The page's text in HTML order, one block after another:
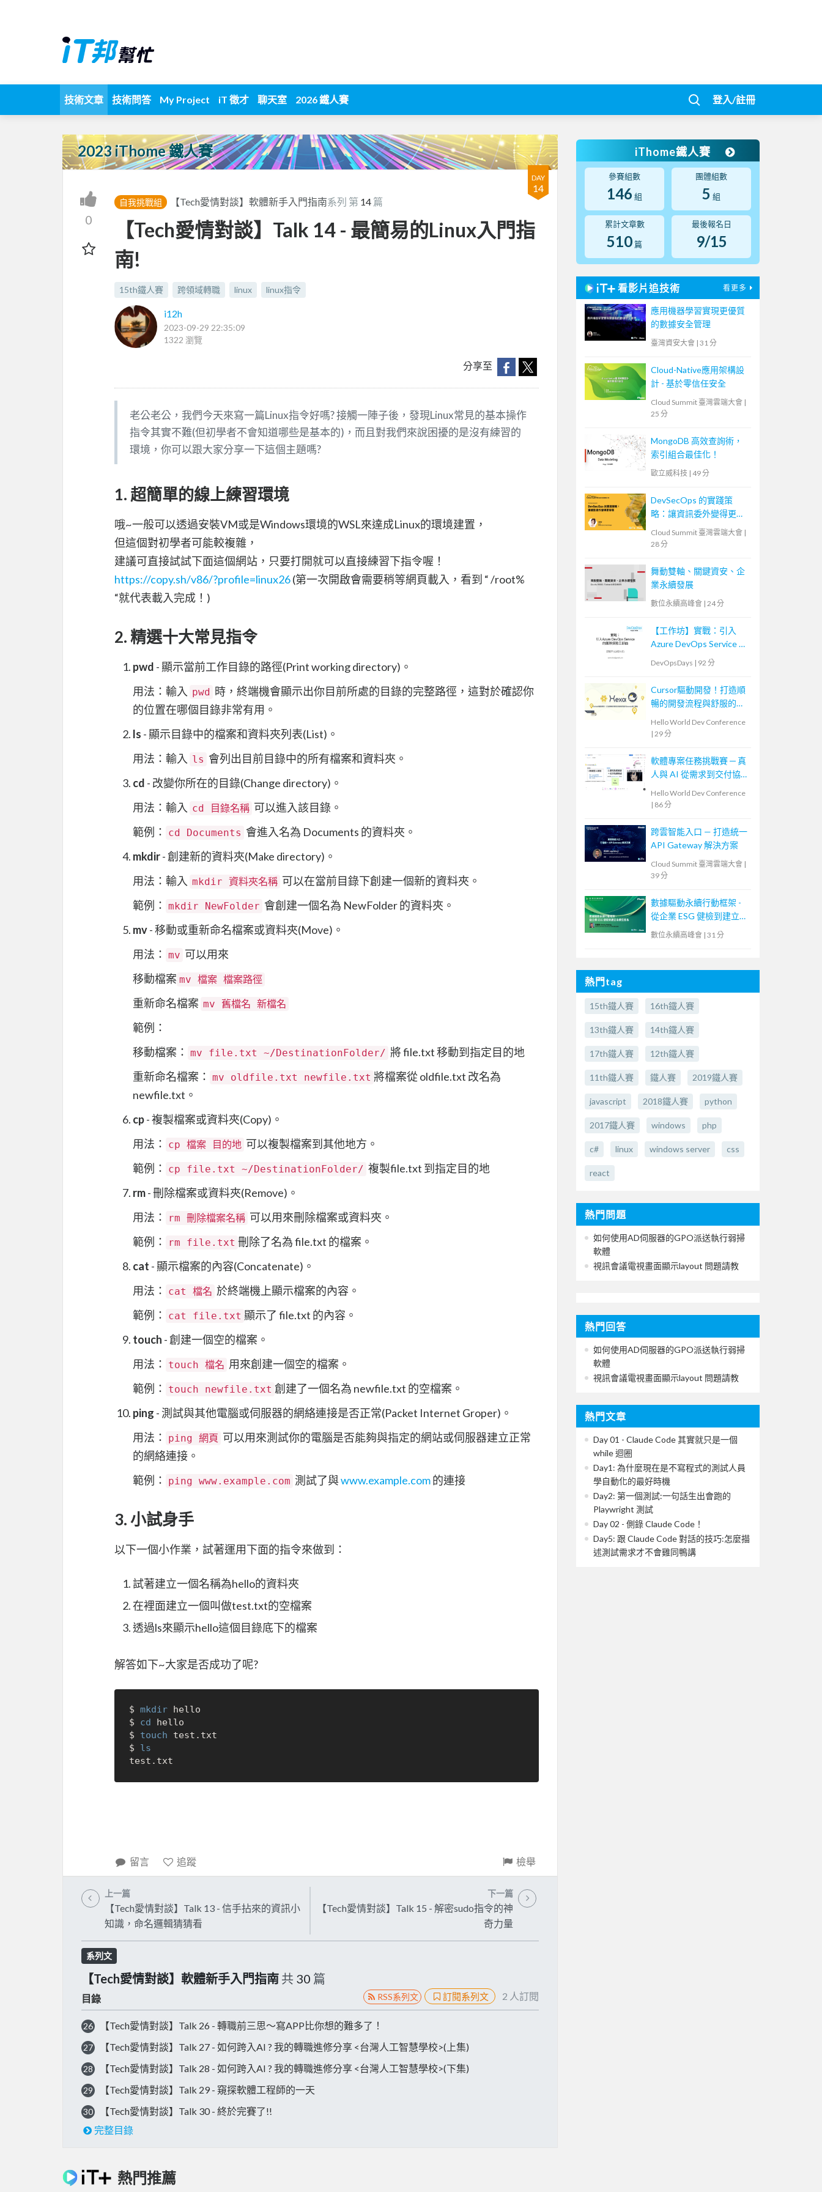
技術文章 技術問答 My Project iT 徵才 聊天室 2026 鐵人賽 登入/註冊
2023 iThome 鐵人賽
DAY
14
0
自我挑戰組 【Tech愛情對談】軟體新手入門指南系列 第 14 篇
【Tech愛情對談】Talk 14 - 最簡易的Linux入門指
南!
15th鐵人賽 跨領域轉職 linux linux指令
i12h
2023-09-29 22:35:09
1322 瀏覽
分享至
老公老公，我們今天來寫一篇Linux指令好嗎? 接觸一陣子後，發現Linux常見的基本操作
指令其實不難(但初學者不會知道哪些是基本的)，而且對我們來說困擾的是沒有練習的
環境，你可以跟大家分享一下這個主題嗎?
1. 超簡單的線上練習環境
哦~一般可以透過安裝VM或是Windows環境的WSL來達成Linux的環境建置，
但這個對初學者可能較複雜，
建議可直接試試下面這個網站，只要打開就可以直接練習下指令喔！
https://copy.sh/v86/?profile=linux26(第一次開啟會需要稍等網頁載入，看到 “ /root%
“就代表載入完成！)
2. 精選十大常見指令
pwd - 顯示當前工作目錄的路徑(Print working directory)。
用法：輸入 pwd 時，終端機會顯示出你目前所處的目錄的完整路徑，這對於確認你
的位置在哪個目錄非常有用。
ls - 顯示目錄中的檔案和資料夾列表(List)。
用法：輸入 ls 會列出目前目錄中的所有檔案和資料夾。
cd - 改變你所在的目錄(Change directory)。
用法：輸入 cd 目錄名稱 可以進入該目錄。
範例：
cd Documents 會進入名為 Documents 的資料夾。
mkdir- 創建新的資料夾(Make directory)。
用法：輸入 mkdir 資料夾名稱 可以在當前目錄下創建一個新的資料夾。
範例： mkdir NewFolder 會創建一個名為 NewFolder 的資料夾。
mv- 移動或重新命名檔案或資料夾(Move)。
用法： mv 可以用來
移動檔案 mv 檔案 檔案路徑
重新命名檔案 mv 舊檔名 新檔名
範例：
移動檔案： mv file.txt ~/DestinationFolder/ 將 file.txt 移動到指定目的地
重新命名檔案： mv oldfile.txt newfile.txt 將檔案從 oldfile.txt 改名為
newfile.txt。
cp- 複製檔案或資料夾(Copy)。
用法：
cp 檔案 目的地 可以複製檔案到其他地方。
範例：
cp file.txt ~/DestinationFolder/ 複製file.txt 到指定目的地
rm- 刪除檔案或資料夾(Remove)。
用法：
rm 刪除檔案名稱 可以用來刪除檔案或資料夾。
範例：
rm file.txt 刪除了名為 file.txt 的檔案。
cat - 顯示檔案的內容(Concatenate)。
用法：
cat 檔名 於終端機上顯示檔案的內容。
範例：
cat file.txt 顯示了 file.txt 的內容。
touch - 創建一個空的檔案。
用法：
touch 檔名 用來創建一個空的檔案。
範例：
touch newfile.txt 創建了一個名為 newfile.txt 的空檔案。
ping - 測試與其他電腦或伺服器的網絡連接是否正常(Packet Internet Groper)。
用法：
ping 網頁 可以用來測試你的電腦是否能夠與指定的網站或伺服器建立正常
的網絡連接。
範例：
ping www.example.com 測試了與www.example.com的連接
3. 小試身手
以下一個小作業，試著運用下面的指令來做到：
試著建立一個名稱為hello的資料夾
在裡面建立一個叫做test.txt的空檔案
透過ls來顯示hello這個目錄底下的檔案
解答如下~大家是否成功了呢?
$ mkdir hello
$ cd hello
$ touch test.txt
$ ls
留言 追蹤 檢舉
上一篇
【Tech愛情對談】Talk 13 - 信手拈來的資訊小
知識，命名邏輯猜猜看
下一篇
【Tech愛情對談】Talk 15 - 解密sudo指令的神
奇力量
系列文
【Tech愛情對談】軟體新手入門指南 共 30 篇
目錄 RSS系列文 訂閱系列文 2 人訂閱
26 【Tech愛情對談】Talk 26 - 轉職前三思～寫APP比你想的難多了！
27 【Tech愛情對談】Talk 27 - 如何跨入AI ? 我的轉職進修分享 <台灣人工智慧學校>(上集)
28 【Tech愛情對談】Talk 28 - 如何跨入AI ? 我的轉職進修分享 <台灣人工智慧學校>(下集)
29 【Tech愛情對談】Talk 29 - 窺探軟體工程師的一天
30
【Tech愛情對談】Talk 30 - 終於完賽了!!
完整目錄
熱門推薦
iThome鐵人賽
參賽組數
146 組
團體組數
5 組
累計文章數
510 篇
最後報名日
9/15
看影片追技術 看更多
應用機器學習實現更優質
的數據安全管理
臺灣資安大會 | 31 分
Cloud-Native應用架構設
計 - 基於零信任安全
Cloud Summit 臺灣雲端大會 |
25 分
MongoDB 高效查詢術，
索引組合最佳化！
歐立威科技 | 49 分
DevSecOps 的實踐策
略：讓資訊委外變得更容
Cloud Summit 臺灣雲端大會 |
28 分
舞動雙軸、關鍵資安、企
業永續發展
數位永續高峰會 | 24 分
【工作坊】實戰：引入
Azure DevOps Service 的
團隊探險三部曲
DevOpsDays | 92 分
Cursor驅動開發！打造順
暢的開發流程與舒服的
Hello World Dev Conference
| 29 分
軟體專案任務挑戰賽 ─ 真
人與 AI 從需求到交付協
Hello World Dev Conference
| 86 分
跨雲智能入口 — 打造統一
API Gateway 解決方案
Cloud Summit 臺灣雲端大會 |
39 分
數據驅動永續行動框架 -
從企業 ESG 健檢到建立永
續生態系
數位永續高峰會 | 31 分
熱門tag
15th鐵人賽 16th鐵人賽
13th鐵人賽 14th鐵人賽
17th鐵人賽 12th鐵人賽
11th鐵人賽 鐵人賽 2019鐵人賽
javascript 2018鐵人賽 python
2017鐵人賽 windows php
c# linux windows server css
react
熱門問題
如何使用AD伺服器的GPO派送執行弱掃
軟體
視訊會議電視畫面顯示layout 問題請教
熱門回答
如何使用AD伺服器的GPO派送執行弱掃
軟體
視訊會議電視畫面顯示layout 問題請教
熱門文章
Day 01 - Claude Code 其實就只是一個
while 迴圈
Day1: 為什麼現在是不寫程式的測試人員
學自動化的最好時機
Day2: 第一個測試:一句話生出會跑的
Playwright 測試
Day 02 - 側錄 Claude Code！
Day5: 跟 Claude Code 對話的技巧:怎麼描
述測試需求才不會雞同鴨講